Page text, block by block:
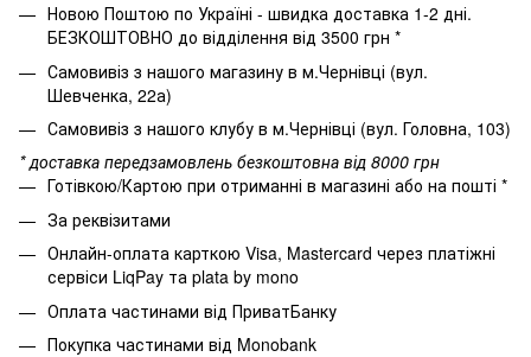
Новою Поштою по Україні - швидка доставка 1-2 дні.
БЕЗКОШТОВНО до відділення від 3500 грн *
Самовивіз з нашого магазину в м.Чернівці (вул.
Шевченка, 22а)
Самовивіз з нашого клубу в м.Чернівці (вул. Головна, 103)
* доставка передзамовлень безкоштовна від 8000 грн
Готівкою/Картою при отриманні в магазині або на пошті *
За реквізитами
Онлайн-оплата карткою Visa, Mastercard через платіжні
сервіси LiqPay та plata by mono
Оплата частинами від ПриватБанку
Покупка частинами від Monobank